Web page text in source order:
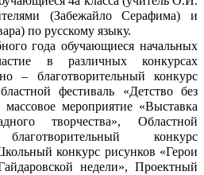
(Забежайло Серафима) и
по русскому языку.
обучающиеся начальных
в различных конкурсах
– благотворительный конкурс
фестиваль «Детство без
мероприятие «Выставка
творчества», Областной
конкурс
конкурс рисунков «Герои
недели», Проектный